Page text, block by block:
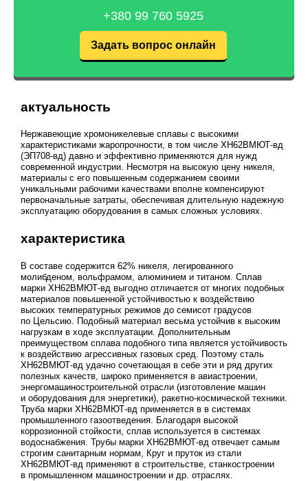
+380 99 760 5925
Задать вопрос онлайн
актуальность
Нержавеющие хромоникелевые сплавы с высокими
характеристиками жаропрочности, в том числе ХН62ВМЮТ-вд
(ЭП708-вд) давно и эффективно применяются для нужд
современной индустрии. Несмотря на высокую цену никеля,
материалы с его повышенным содержанием своими
уникальными рабочими качествами вполне компенсируют
первоначальные затраты, обеспечивая длительную надежную
эксплуатацию оборудования в самых сложных условиях.
характеристика
В составе содержится 62% никеля, легированного
молибденом, вольфрамом, алюминием и титаном. Сплав
марки ХН62ВМЮТ-вд выгодно отличается от многих подобных
материалов повышенной устойчивостью к воздействию
высоких температурных режимов до семисот градусов
по Цельсию. Подобный материал весьма устойчив к высоким
нагрузкам в ходе эксплуатации. Дополнительным
преимуществом сплава подобного типа является устойчивость
к воздействию агрессивных газовых сред. Поэтому сталь
ХН62ВМЮТ-вд удачно сочетающая в себе эти и ряд других
полезных качеств, широко применяется в авиастроении,
энергомашиностроительной отрасли (изготовление машин
и оборудования для энергетики), ракетно-космической техники.
Труба марки ХН62ВМЮТ-вд применяется в в системах
промышленного газоотведения. Благодаря высокой
коррозионной стойкости, сплав используется в системах
водоснабжения. Трубы марки ХН62ВМЮТ-вд отвечает самым
строгим санитарным нормам, Круг и пруток из стали
ХН62ВМЮТ-вд применяют в строительстве, станкостроении
в промышленном машиностроении и др. отраслях.